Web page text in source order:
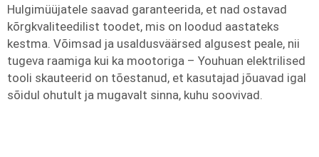
Hulgimüüjatele saavad garanteerida, et nad ostavad
kõrgkvaliteedilist toodet, mis on loodud aastateks
kestma. Võimsad ja usaldusväärsed algusest peale, nii
tugeva raamiga kui ka mootoriga – Youhuan elektrilised
tooli skauteerid on tõestanud, et kasutajad jõuavad igal
sõidul ohutult ja mugavalt sinna, kuhu soovivad.